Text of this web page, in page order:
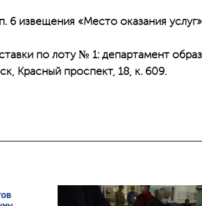
6 извещения «Место оказания
по лоту № 1: департамент
Красный проспект, 18, к. 609.